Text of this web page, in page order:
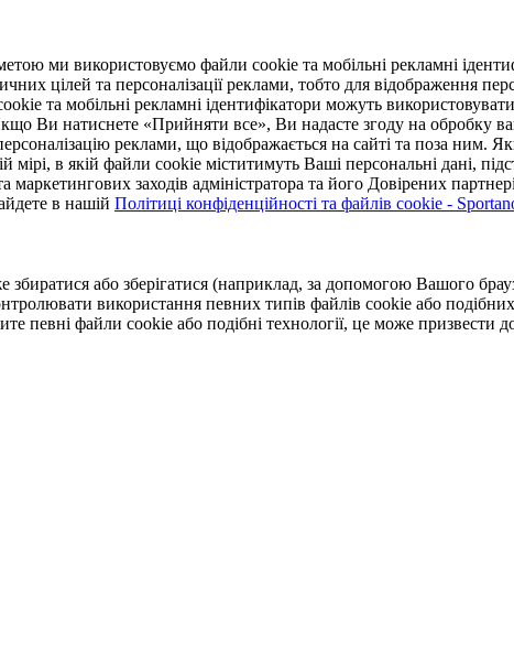
ми використовуємо файли cookie та мобільні рекламні
цілей та персоналізації реклами, тобто для відображення
та мобільні рекламні ідентифікатори можуть
Ви натиснете «Прийняти все», Ви надасте згоду на обробку
реклами, що відображається на сайті та поза ним.
в якій файли cookie міститимуть Ваші персональні дані,
маркетингових заходів адміністратора та його Довірених
в нашій Політиці конфіденційності та файлів cookie -
збиратися або зберігатися (наприклад, за допомогою Вашого
використання певних типів файлів cookie або
певні файли cookie або подібні технології, це може призвести